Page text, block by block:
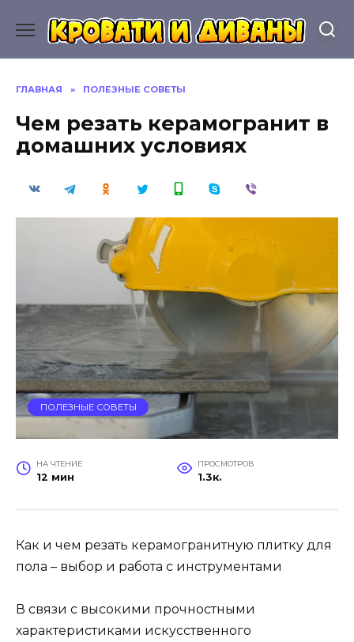
содержанию
ГЛАВНАЯ » ПОЛЕЗНЫЕ СОВЕТЫ
Чем резать керамогранит в
домашних условиях
ПОЛЕЗНЫЕ СОВЕТЫ
НА ЧТЕНИЕ
12 мин
ПРОСМОТРОВ
1.3к.
Как и чем резать керамогранитную плитку для
пола – выбор и работа с инструментами
В связи с высокими прочностными
характеристиками искусственного